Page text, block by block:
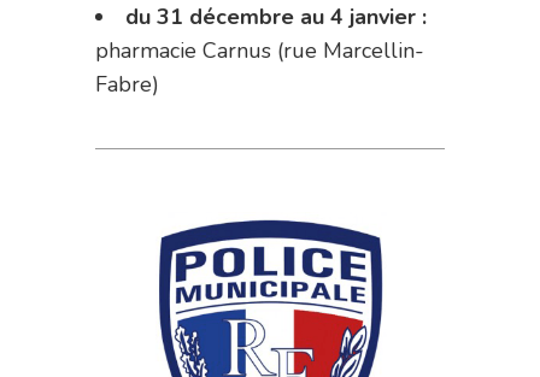
du 31 décembre au 4 janvier :
pharmacie Carnus (rue Marcellin-
Fabre)